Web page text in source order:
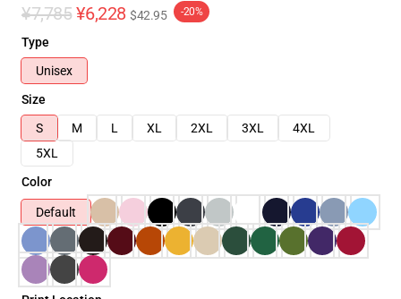
¥7,785 ¥6,228 $42.95 -20%
Type
Unisex
Size
S
M L XL 2XL 3XL
4XL
5XL
Color
Default